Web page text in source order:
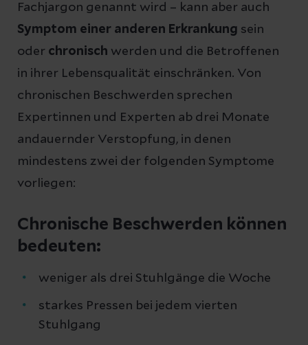
Fachjargon genannt wird – kann aber auch
Symptom einer anderen Erkrankung sein
oder chronisch werden und die Betroffenen
in ihrer Lebensqualität einschränken. Von
chronischen Beschwerden sprechen
Expertinnen und Experten ab drei Monate
andauernder Verstopfung, in denen
mindestens zwei der folgenden Symptome
vorliegen:
Chronische Beschwerden können
bedeuten:
weniger als drei Stuhlgänge die Woche
starkes Pressen bei jedem vierten
Stuhlgang